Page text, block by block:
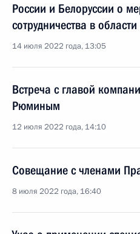
России и Белоруссии о
сотрудничества в
14 июля 2022 года, 13:05
Встреча с главой
Рюминым
12 июля 2022 года, 14:10
Совещание с членами
8 июля 2022 года, 16:40